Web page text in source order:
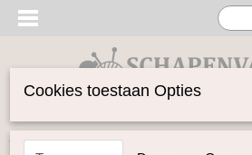
Inloggen Registreren
Cookies toestaan Opties